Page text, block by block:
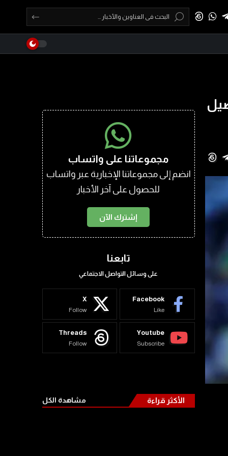
مجموعاتنا على واتساب
انضم إلى مجموعاتنا الإخبارية عبر واتساب
للحصول على آخر الأخبار
إشترك الآن
تابعنا
على وسائل التواصل الاجتماعي
Facebook
Like
X
Follow
Youtube
Subscribe
Threads
Follow
الأكثر قراءة مشاهدة الكل